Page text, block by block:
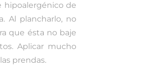
hipoalergénico de
Al plancharlo, no
que ésta no baje
Aplicar mucho
prendas.